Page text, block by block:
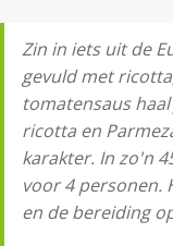
Zin in iets uit de
gevuld met
tomatensaus
ricotta en
karakter. In zo'n
voor 4 personen.
en de bereiding